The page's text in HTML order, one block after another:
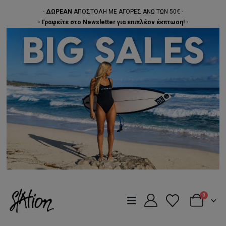
- ΔΩΡΕΑΝ ΑΠΟΣΤΟΛΗ ΜΕ ΑΓΟΡΕΣ ΑΝΩ ΤΩΝ 50€ -
- Γραφείτε στο Newsletter για επιπλέον έκπτωση! -
0